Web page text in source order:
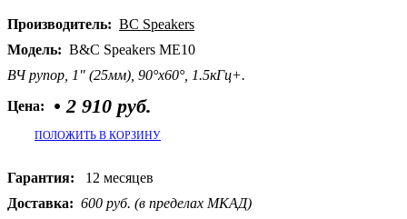
Производитель: BC Speakers
Модель: B&C Speakers ME10
ВЧ рупор, 1" (25мм), 90°x60°, 1.5кГц+.
Цена:
•2 910 руб.
ПОЛОЖИТЬ В КОРЗИНУ
Гарантия: 12 месяцев
Доставка: 600 руб. (в пределах МКАД)